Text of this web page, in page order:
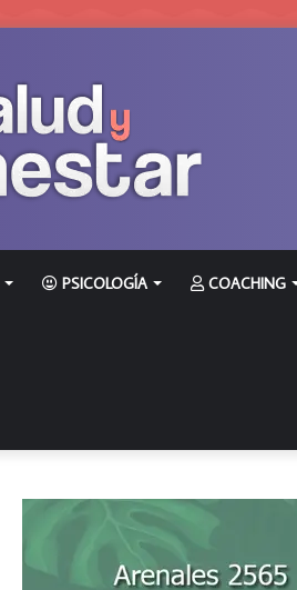
PSICOLOGÍA COACHING